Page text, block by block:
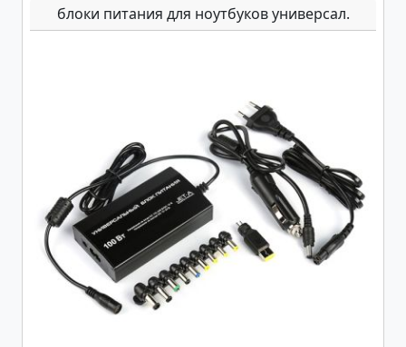
блоки питания для ноутбуков универсал.